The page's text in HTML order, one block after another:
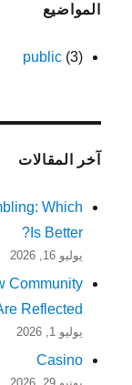
المواضيع
public(3)
آخر المقالات
Which
Is Better?
يوليو 16, 2026
Community
Reflected
يوليو 1, 2026
Casino